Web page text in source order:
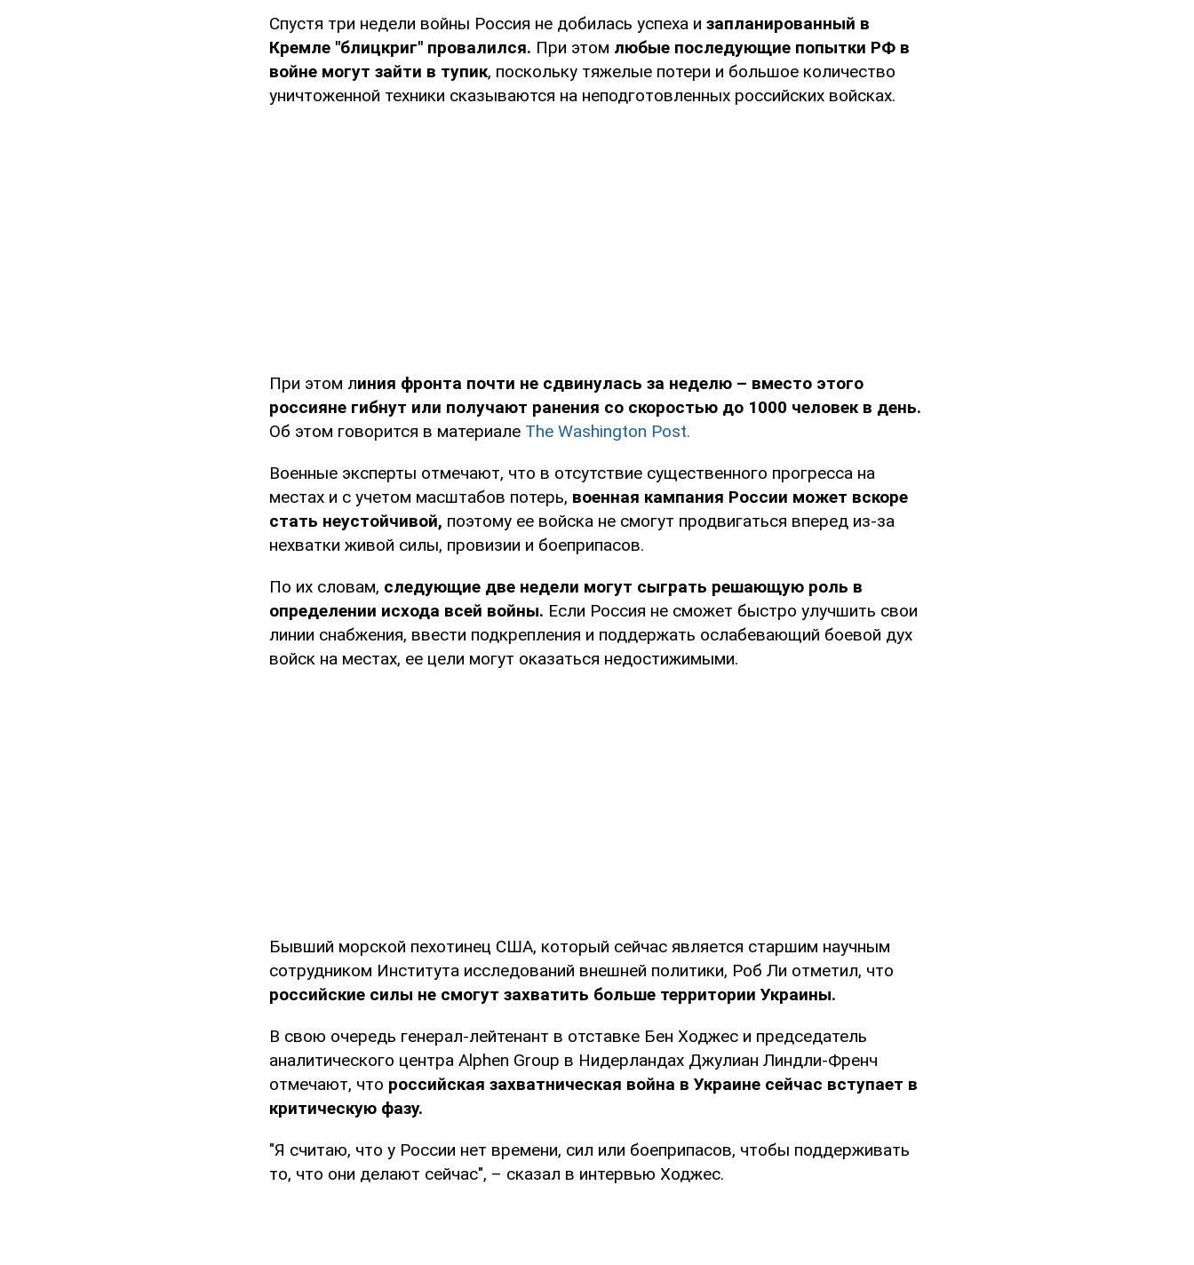
Спустя три недели войны Россия не добилась успеха и запланированный в
Кремле "блицкриг" провалился. При этом любые последующие попытки РФ в
войне могут зайти в тупик, поскольку тяжелые потери и большое количество
уничтоженной техники сказываются на неподготовленных российских войсках.
При этом линия фронта почти не сдвинулась за неделю – вместо этого
россияне гибнут или получают ранения со скоростью до 1000 человек в день.
Об этом говорится в материале The Washington Post.
Военные эксперты отмечают, что в отсутствие существенного прогресса на
местах и ​​с учетом масштабов потерь, военная кампания России может вскоре
стать неустойчивой, поэтому ее войска не смогут продвигаться вперед из-за
нехватки живой силы, провизии и боеприпасов.
По их словам, следующие две недели могут сыграть решающую роль в
определении исхода всей войны. Если Россия не сможет быстро улучшить свои
линии снабжения, ввести подкрепления и поддержать ослабевающий боевой дух
войск на местах, ее цели могут оказаться недостижимыми.
Бывший морской пехотинец США, который сейчас является старшим научным
сотрудником Института исследований внешней политики, Роб Ли отметил, что
российские силы не смогут захватить больше территории Украины.
В свою очередь генерал-лейтенант в отставке Бен Ходжес и председатель
аналитического центра Alphen Group в Нидерландах Джулиан Линдли-Френч
отмечают, что российская захватническая война в Украине сейчас вступает в
критическую фазу.
"Я считаю, что у России нет времени, сил или боеприпасов, чтобы поддерживать
то, что они делают сейчас", – сказал в интервью Ходжес.